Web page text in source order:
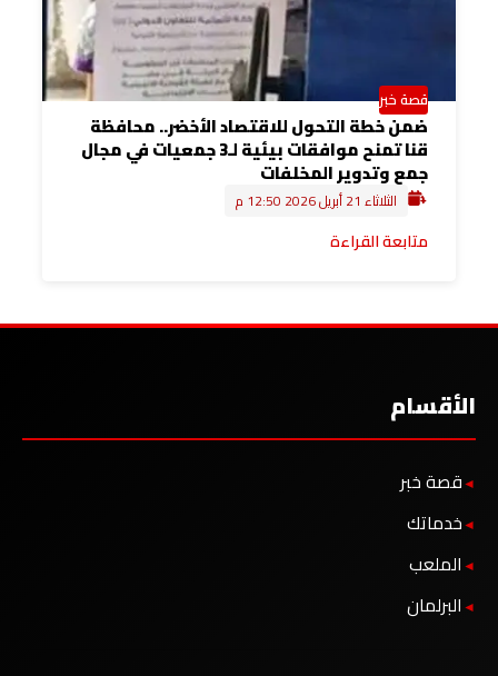
قصة خبر
ضمن خطة التحول للاقتصاد الأخضر.. محافظة
قنا تمنح موافقات بيئية لـ3 جمعيات في مجال
جمع وتدوير المخلفات
الثلاثاء 21 أبريل 2026 12:50 م
متابعة القراءة
الأقسام
قصة خبر
خدماتك
الملعب
البرلمان